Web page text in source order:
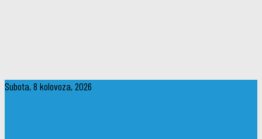
Subota, 8 kolovoza, 2026